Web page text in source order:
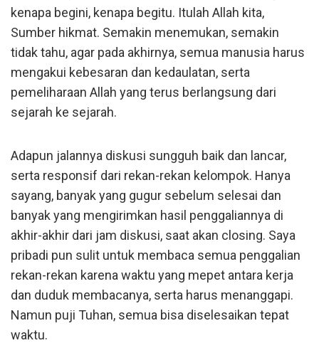
kenapa begini, kenapa begitu. Itulah Allah kita,
Sumber hikmat. Semakin menemukan, semakin
tidak tahu, agar pada akhirnya, semua manusia harus
mengakui kebesaran dan kedaulatan, serta
pemeliharaan Allah yang terus berlangsung dari
sejarah ke sejarah.
Adapun jalannya diskusi sungguh baik dan lancar,
serta responsif dari rekan-rekan kelompok. Hanya
sayang, banyak yang gugur sebelum selesai dan
banyak yang mengirimkan hasil penggaliannya di
akhir-akhir dari jam diskusi, saat akan closing. Saya
pribadi pun sulit untuk membaca semua penggalian
rekan-rekan karena waktu yang mepet antara kerja
dan duduk membacanya, serta harus menanggapi.
Namun puji Tuhan, semua bisa diselesaikan tepat
waktu.